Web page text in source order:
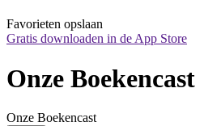
Favorieten opslaan
Gratis downloaden in de App Store
Onze Boekencast
Onze Boekencast